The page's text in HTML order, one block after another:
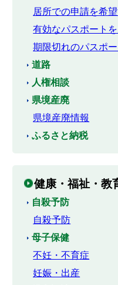
居所での申請を希
有効なパスポート
期限切れのパスポ
道路
人権相談
県境産廃
県境産廃情報
ふるさと納税
健康・福祉・教
自殺予防
自殺予防
母子保健
不妊・不育症
妊娠・出産